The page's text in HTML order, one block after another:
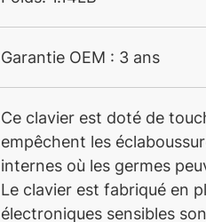
Garantie OEM : 3 ans
Ce clavier est doté de
empêchent les
internes où les germes
Le clavier est fabriqué en
électroniques sensibles